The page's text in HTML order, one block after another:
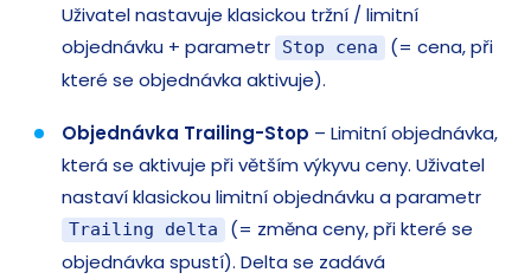
Uživatel nastavuje klasickou tržní / limitní
objednávku + parametr
Stop cena
(= cena, při
které se objednávka aktivuje).
Objednávka Trailing-Stop – Limitní objednávka,
která se aktivuje při větším výkyvu ceny. Uživatel
nastaví klasickou limitní objednávku a parametr
Trailing delta
(= změna ceny, při které se
objednávka spustí). Delta se zadává